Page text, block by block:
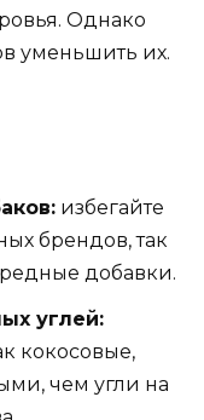
Однако
уменьшить их.
избегайте
брендов, так
добавки.
углей:
кокосовые,
чем угли на